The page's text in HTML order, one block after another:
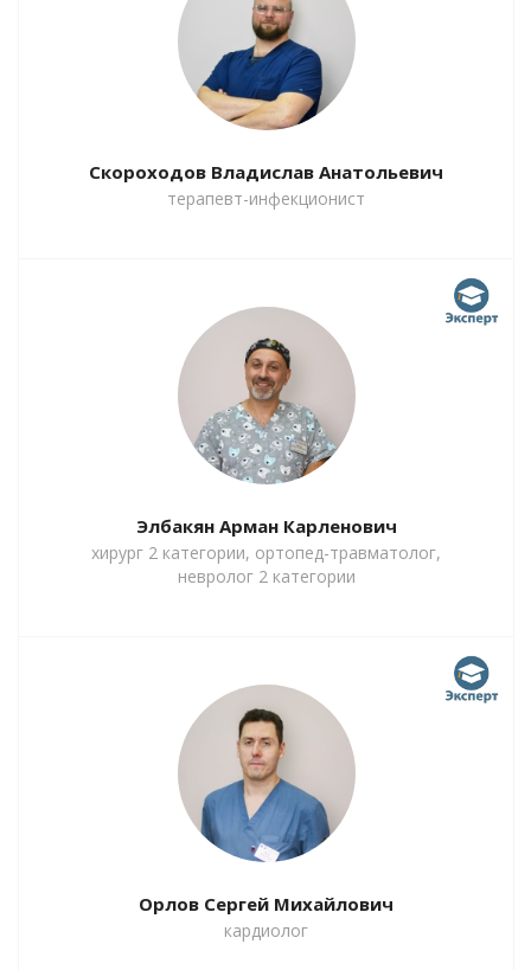
Скороходов Владислав Анатольевич
терапевт-инфекционист
Элбакян Арман Карленович
хирург 2 категории, ортопед-травматолог,
невролог 2 категории
Орлов Сергей Михайлович
кардиолог